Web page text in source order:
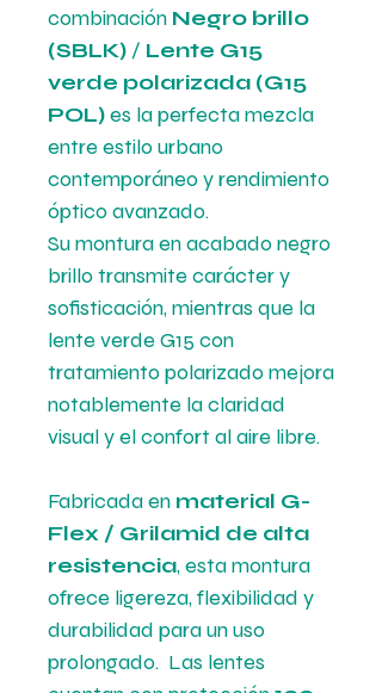
combinación Negro brillo
(SBLK) / Lente G15
verde polarizada (G15
POL)es la perfecta mezcla
entre estilo urbano
contemporáneo y rendimiento
óptico avanzado.
Su montura en acabado negro
brillo transmite carácter y
sofisticación, mientras que la
lente verde G15 con
tratamiento polarizado mejora
notablemente la claridad
visual y el confort al aire libre.
Fabricada en material G-
Flex / Grilamid de alta
resistencia, esta montura
ofrece ligereza, flexibilidad y
durabilidad para un uso
prolongado. Las lentes